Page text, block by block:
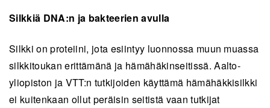
Silkkiä DNA:n ja bakteerien avulla
Silkki on proteiini, jota esiintyy luonnossa muun muassa
silkkitoukan erittämänä ja hämähäkinseitissä. Aalto-
yliopiston ja VTT:n tutkijoiden käyttämä hämähäkkisilkki
ei kuitenkaan ollut peräisin seitistä vaan tutkijat